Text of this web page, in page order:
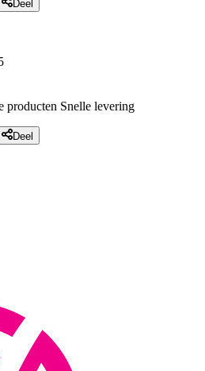
Deel
producten Snelle levering
Deel